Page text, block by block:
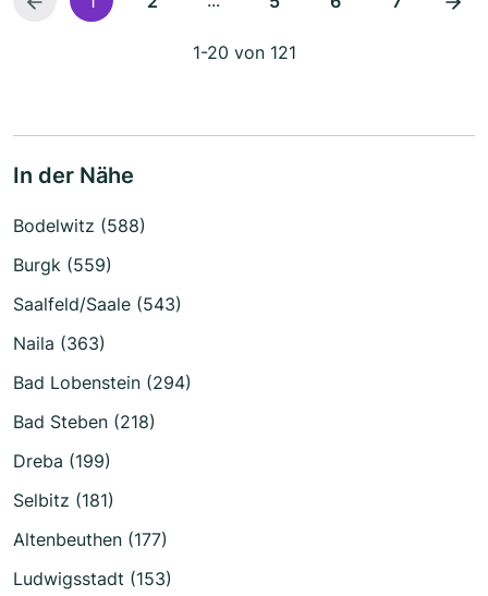
1-20 von 121
In der Nähe
Bodelwitz (588)
Burgk (559)
Saalfeld/Saale (543)
Naila (363)
Bad Lobenstein (294)
Bad Steben (218)
Dreba (199)
Selbitz (181)
Altenbeuthen (177)
Ludwigsstadt (153)